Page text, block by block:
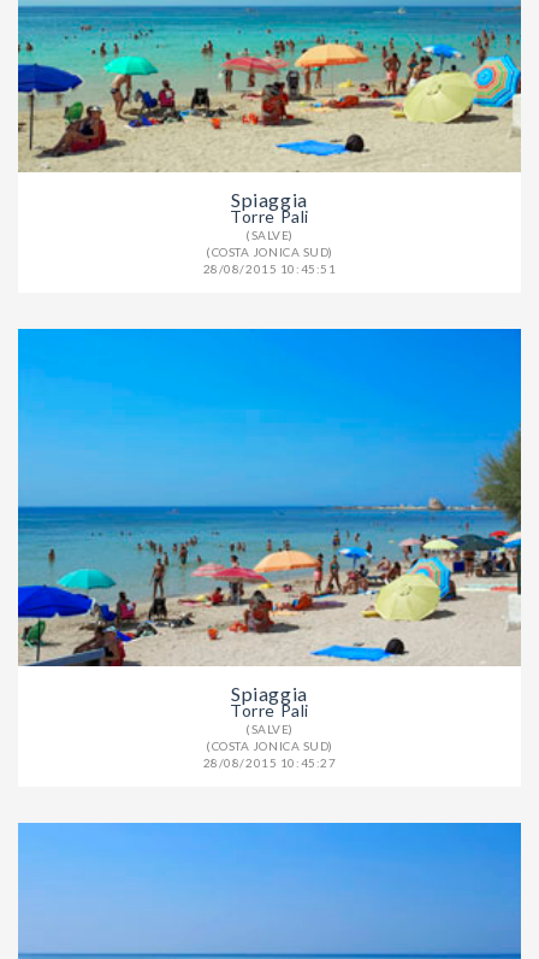
Spiaggia
Torre Pali
(SALVE)
(COSTA JONICA SUD)
28/08/2015 10:45:51
Spiaggia
Torre Pali
(SALVE)
(COSTA JONICA SUD)
28/08/2015 10:45:27